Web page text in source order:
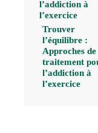
Trouver
l’équilibre :
Approches de
traitement
l’addiction à
l’exercice